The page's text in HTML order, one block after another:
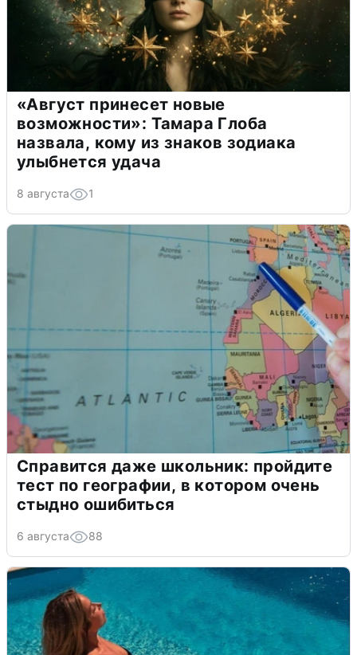
«Август принесет новые
возможности»: Тамара Глоба
назвала, кому из знаков зодиака
улыбнется удача
8 августа 1
Справится даже школьник: пройдите
тест по географии, в котором очень
стыдно ошибиться
6 августа 88